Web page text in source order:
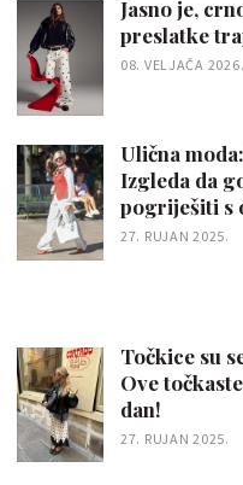
Jasno je,
preslatke
08. VELJAČA 2026.
Ulična
Izgleda da
pogriješiti s
27. RUJAN 2025.
Točkice su
Ove
dan!
27. RUJAN 2025.